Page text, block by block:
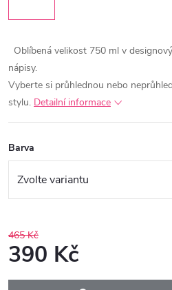
Oblíbená velikost 750 ml v
nápisy.
Vyberte si průhlednou nebo
stylu. Detailní informace
Barva
465 Kč
390 Kč